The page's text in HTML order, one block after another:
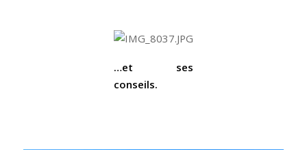
…et ses
conseils.